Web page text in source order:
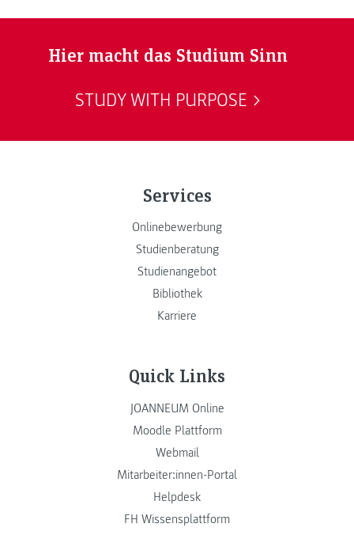
Hier macht das Studium Sinn
STUDY WITH PURPOSE
Services
Onlinebewerbung
Studienberatung
Studienangebot
Bibliothek
Karriere
Quick Links
JOANNEUM Online
Moodle Plattform
Webmail
Mitarbeiter:innen-Portal
Helpdesk
FH Wissensplattform